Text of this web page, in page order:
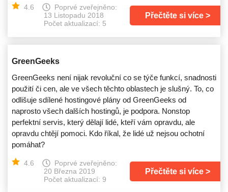
4.6
Poprvé zveřejněno:
13 Listopadu 2018
Počet aktualizací: 5
Přečtěte si více
GreenGeeks
GreenGeeks není nijak revoluční co se týče funkcí, snadnosti
použití či cen, ale ve všech těchto oblastech je slušný. To, co
odlišuje sdílené hostingové plány od GreenGeeks od
naprosto všech dalších hostingů, je podpora. Nonstop
perfektní servis, který dělají lidé, kteří vám opravdu, ale
opravdu chtějí pomoci. Kdo říkal, že lidé už nejsou ochotní
pomáhat?
4.6
Poprvé zveřejněno:
20 Března 2019
Počet aktualizací: 9
Přečtěte si více